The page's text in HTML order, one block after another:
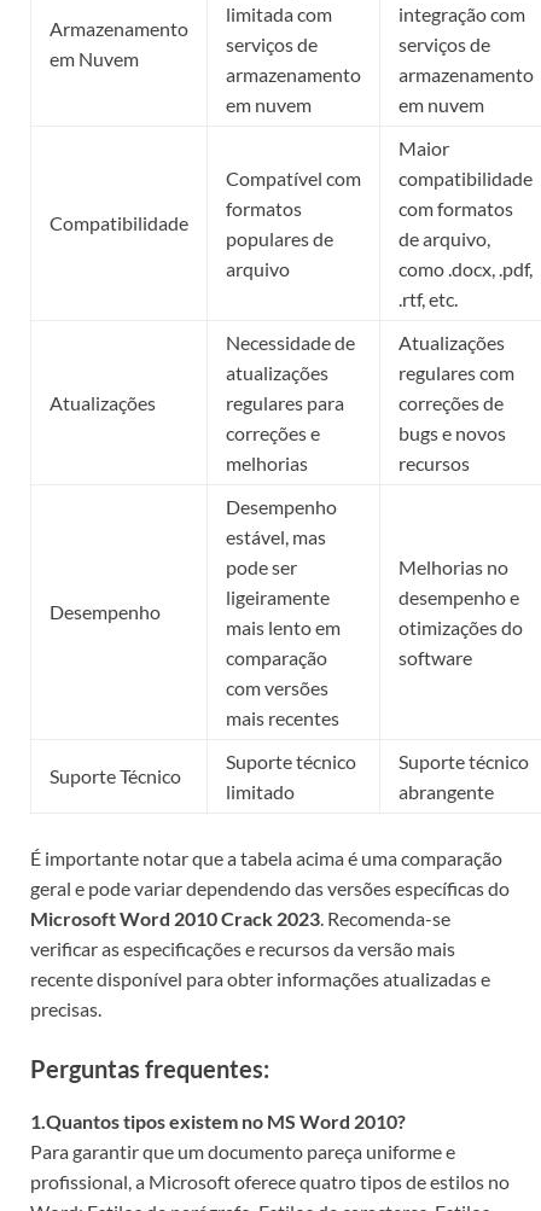
Armazenamento
em Nuvem
limitada com
serviços de
armazenamento
em nuvem
integração com
serviços de
armazenamento
em nuvem
Compatibilidade
Compatível com
formatos
populares de
arquivo
Maior
compatibilidade
com formatos
de arquivo,
como .docx, .pdf,
.rtf, etc.
Atualizações
Necessidade de
atualizações
regulares para
correções e
melhorias
Atualizações
regulares com
correções de
bugs e novos
recursos
Desempenho
Desempenho
estável, mas
pode ser
ligeiramente
mais lento em
comparação
com versões
mais recentes
Melhorias no
desempenho e
otimizações do
software
Suporte Técnico
Suporte técnico
limitado
Suporte técnico
abrangente
É importante notar que a tabela acima é uma comparação
geral e pode variar dependendo das versões específicas do
Microsoft Word 2010 Crack 2023 . Recomenda-se
verificar as especificações e recursos da versão mais
recente disponível para obter informações atualizadas e
precisas.
Perguntas frequentes:
1.Quantos tipos existem no MS Word 2010?
Para garantir que um documento pareça uniforme e
profissional, a Microsoft oferece quatro tipos de estilos no